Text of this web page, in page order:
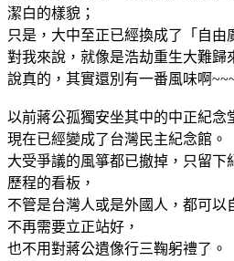
潔白的樣貌；
只是，大中至正已經換成了「自由
對我來說，就像是浩劫重生大難歸
說真的，其實還別有一番風味啊
以前蔣公孤獨安坐其中的中正紀念
現在已經變成了台灣民主紀念館。
大受爭議的風箏都已撤掉，只留下
歷程的看板，
不管是台灣人或是外國人，都可以
不再需要立正站好，
也不用對蔣公遺像行三鞠躬禮了。